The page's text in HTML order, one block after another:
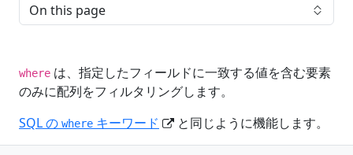
On this page
where は、指定したフィールドに一致する値を含む要素
のみに配列をフィルタリングします。
SQL の where キーワード と同じように機能します。